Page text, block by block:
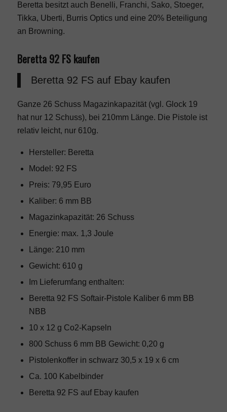
Beretta besitzt auch Benelli, Franchi, Sako, Stoeger,
Tikka, Uberti, Burris Optics und eine 20% Beteiligung
an Browning.
Beretta 92 FS kaufen
Beretta 92 FSauf Ebay kaufen
Ganze 26 Schuss Magazinkapazität (vgl. Glock 19
hat nur 12 Schuss), bei 210mm Länge. Die Pistole ist
relativ leicht, nur 610g.
Hersteller: Beretta
Model: 92 FS
Preis: 79,95 Euro
Kaliber: 6 mm BB
Magazinkapazität: 26 Schuss
Energie: max. 1,3 Joule
Länge: 210 mm
Gewicht: 610 g
Im Lieferumfang enthalten:
Beretta 92 FS Softair-Pistole Kaliber 6 mm BB
NBB
10 x 12 g Co2-Kapseln
800 Schuss 6 mm BB Gewicht: 0,20 g
Pistolenkoffer in schwarz 30,5 x 19 x 6 cm
Ca. 100 Kabelbinder
Beretta 92 FS auf Ebay kaufen